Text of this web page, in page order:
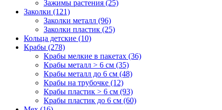
Зажимы растения (25)
Заколки (121)
Заколки металл (96)
Заколки пластик (25)
Кольца детские (10)
Крабы (278)
Крабы мелкие в пакетах (36)
Крабы металл > 6 см (35)
Крабы металл до 6 см (48)
Крабы на трубочке (12)
Крабы пластик > 6 см (93)
Крабы пластик до 6 см (60)